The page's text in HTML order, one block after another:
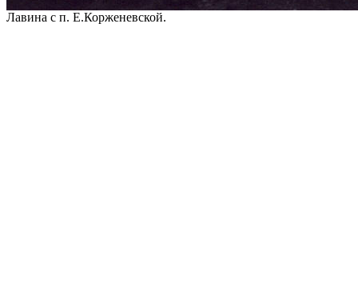
Лавина с п. Е.Корженевской.